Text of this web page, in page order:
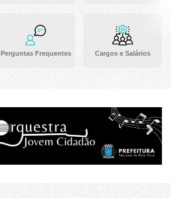
Perguntas Frequentes Cargos e Salários